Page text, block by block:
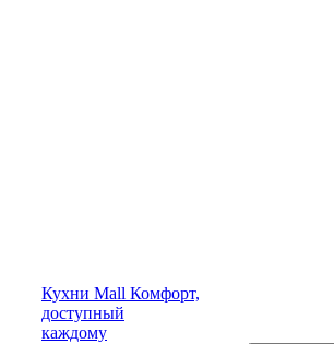
Кухни Mall Комфорт,
доступный
каждому